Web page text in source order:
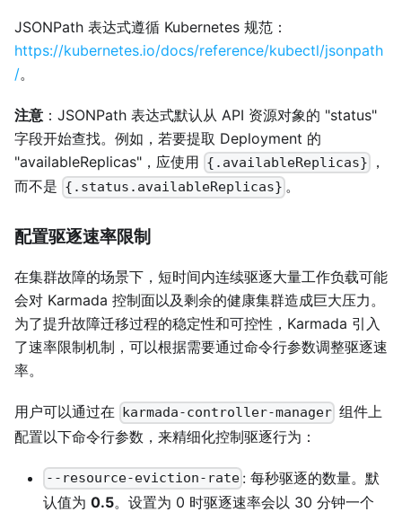
JSONPath 表达式遵循 Kubernetes 规范：
https://kubernetes.io/docs/reference/kubectl/jsonpath
/。
注意 ：JSONPath 表达式默认从 API 资源对象的 "status"
字段开始查找。例如，若要提取 Deployment 的
"availableReplicas"，应使用 {.availableReplicas}
，
而不是 {.status.availableReplicas} 。
配置驱逐速率限制
在集群故障的场景下，短时间内连续驱逐大量工作负载可能
会对 Karmada 控制面以及剩余的健康集群造成巨大压力。
为了提升故障迁移过程的稳定性和可控性，Karmada 引入
了速率限制机制，可以根据需要通过命令行参数调整驱逐速
率。
用户可以通过在 karmada-controller-manager 组件上
配置以下命令行参数，来精细化控制驱逐行为：
--resource-eviction-rate : 每秒驱逐的数量。默
认值为 0.5。设置为 0 时驱逐速率会以 30 分钟一个